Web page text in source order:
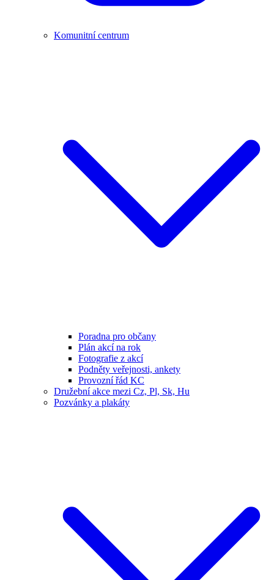
Komunitní centrum
Poradna pro občany
Plán akcí na rok
Fotografie z akcí
Podněty veřejnosti, ankety
Provozní řád KC
Družební akce mezi Cz, Pl, Sk, Hu
Pozvánky a plakáty